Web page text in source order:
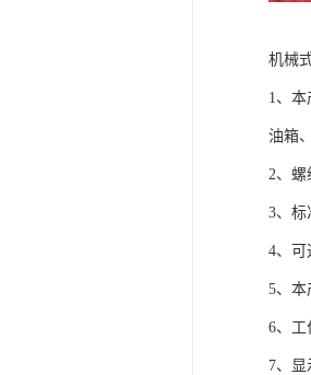
机械
1、
油箱
2、螺
3、标
4、可
5、本
6、工
7、显